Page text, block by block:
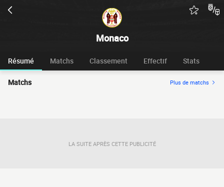
Monaco
Résumé Matchs Classement Effectif Stats
Matchs Plus de matchs
LA SUITE APRÈS CETTE PUBLICITÉ